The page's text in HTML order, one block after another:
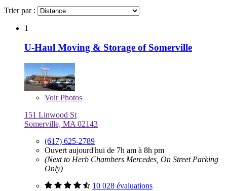
Trier par :
1
U-Haul Moving & Storage of Somerville
VoirPhotos
151 Linwood St
Somerville, MA 02143
(617) 625-2789
Ouvert aujourd'hui de 7h am à 8h pm
(Next to Herb Chambers Mercedes, On Street Parking
Only)
10 028 évaluations